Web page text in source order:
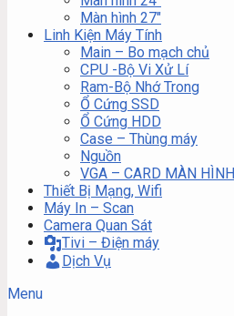
Màn hình 27″
Linh Kiện Máy Tính
Main – Bo mạch chủ
CPU -Bộ Vi Xử Lí
Ram-Bộ Nhớ Trong
Ổ Cứng SSD
Ổ Cứng HDD
Case – Thùng máy
Nguồn
VGA – CARD MÀN HÌNH
Thiết Bị Mạng, Wifi
Máy In – Scan
Camera Quan Sát
Tivi – Điện máy
Dịch Vụ
Menu